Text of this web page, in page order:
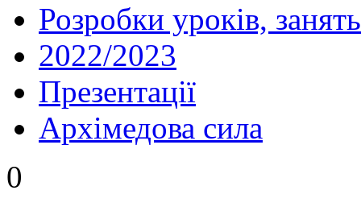
Розробки уроків, занять
2022/2023
Презентації
Архімедова сила
0